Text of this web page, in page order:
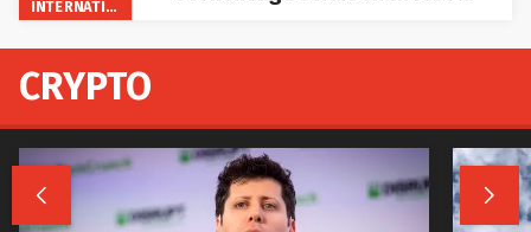
INTERNATIONAL
CRYPTO
 